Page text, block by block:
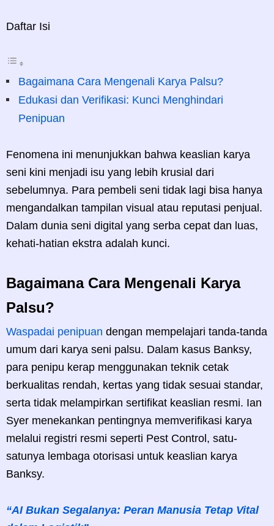
Daftar Isi
Bagaimana Cara Mengenali Karya Palsu?
Edukasi dan Verifikasi: Kunci Menghindari
Penipuan
Fenomena ini menunjukkan bahwa keaslian karya
seni kini menjadi isu yang lebih krusial dari
sebelumnya. Para pembeli seni tidak lagi bisa hanya
mengandalkan tampilan visual atau reputasi penjual.
Dalam dunia seni digital yang serba cepat dan luas,
kehati-hatian ekstra adalah kunci.
Bagaimana Cara Mengenali Karya
Palsu?
Waspadai penipuan dengan mempelajari tanda-tanda
umum dari karya seni palsu. Dalam kasus Banksy,
para penipu kerap menggunakan teknik cetak
berkualitas rendah, kertas yang tidak sesuai standar,
serta tidak melampirkan sertifikat keaslian resmi. Ian
Syer menekankan pentingnya memverifikasi karya
melalui registri resmi seperti Pest Control, satu-
satunya lembaga otorisasi untuk keaslian karya
Banksy.
“AI Bukan Segalanya: Peran Manusia Tetap Vital